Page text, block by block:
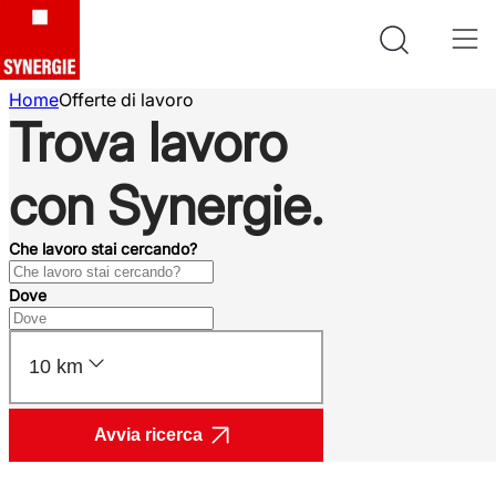
HomeOfferte di lavoro
Trova lavoro
con Synergie.
Che lavoro stai cercando?
Dove
10 km
Avvia ricerca